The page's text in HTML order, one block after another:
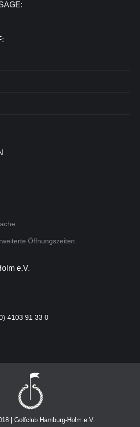
Öffnungszeiten.
e.V.
4103 91 33 0
| Golfclub Hamburg-Holm e.V.